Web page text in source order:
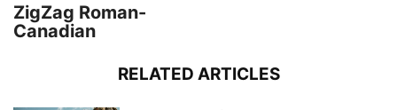
ZigZag Roman-
Canadian
RELATED ARTICLES